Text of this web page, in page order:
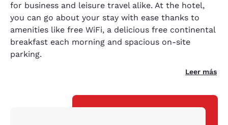
for business and leisure travel alike. At the hotel,
you can go about your stay with ease thanks to
amenities like free WiFi, a delicious free continental
breakfast each morning and spacious on-site
parking.
Leer más